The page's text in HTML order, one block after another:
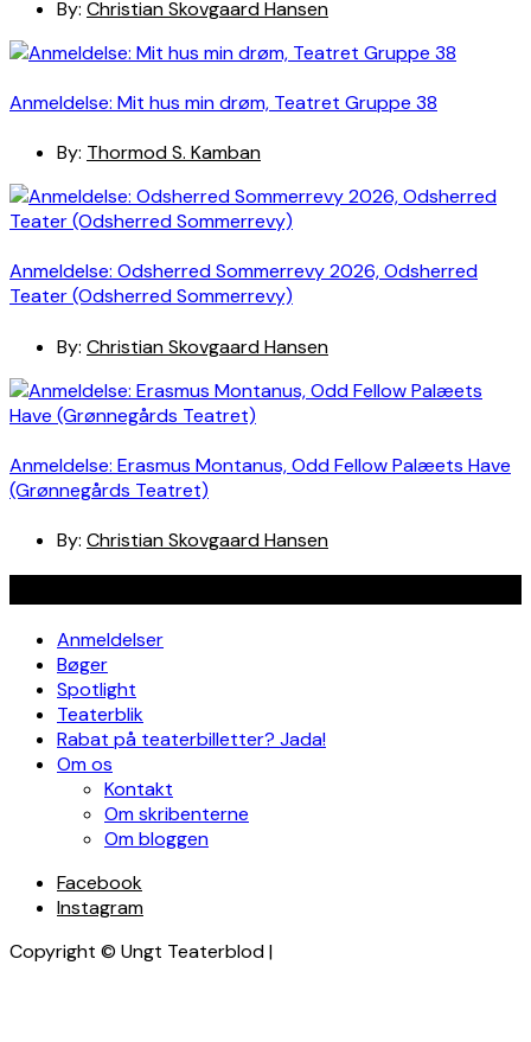
By: Christian Skovgaard Hansen
Anmeldelse: Mit hus min drøm, Teatret Gruppe 38
By: Thormod S. Kamban
Anmeldelse: Odsherred Sommerrevy 2026, Odsherred
Teater (Odsherred Sommerrevy)
By: Christian Skovgaard Hansen
Anmeldelse: Erasmus Montanus, Odd Fellow Palæets Have
(Grønnegårds Teatret)
By: Christian Skovgaard Hansen
Anmeldelser
Bøger
Spotlight
Teaterblik
Rabat på teaterbilletter? Jada!
Om os
Kontakt
Om skribenterne
Om bloggen
Facebook
Instagram
Copyright © Ungt Teaterblod |